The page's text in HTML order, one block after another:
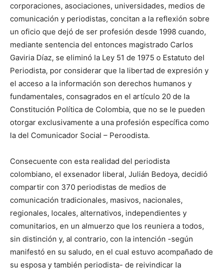
corporaciones, asociaciones, universidades, medios de
comunicación y periodistas, concitan a la reflexión sobre
un oficio que dejó de ser profesión desde 1998 cuando,
mediante sentencia del entonces magistrado Carlos
Gaviria Díaz, se eliminó la Ley 51 de 1975 o Estatuto del
Periodista, por considerar que la libertad de expresión y
el acceso a la información son derechos humanos y
fundamentales, consagrados en el artículo 20 de la
Constitución Política de Colombia, que no se le pueden
otorgar exclusivamente a una profesión específica como
la del Comunicador Social – Peroodista.
Consecuente con esta realidad del periodista
colombiano, el exsenador liberal, Julián Bedoya, decidió
compartir con 370 periodistas de medios de
comunicación tradicionales, masivos, nacionales,
regionales, locales, alternativos, independientes y
comunitarios, en un almuerzo que los reuniera a todos,
sin distinción y, al contrario, con la intención -según
manifestó en su saludo, en el cual estuvo acompañado de
su esposa y también periodista- de reivindicar la